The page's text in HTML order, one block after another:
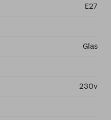
E27
Glas
230v